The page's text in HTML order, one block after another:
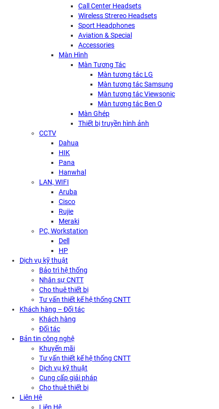
Call Center Headsets
Wireless Strereo Headsets
Sport Headphones
Aviation & Special
Accessories
Màn Hình
Màn Tương Tác
Màn tương tác LG
Màn tương tác Samsung
Màn tương tác Viewsonic
Màn tương tác Ben Q
Màn Ghép
Thiết bị truyền hình ảnh
CCTV
Dahua
HIK
Pana
Hanwhal
LAN, WIFI
Aruba
Cisco
Rujie
Meraki
PC, Workstation
Dell
HP
Dịch vụ kỹ thuật
Bảo trì hệ thống
Nhân sự CNTT
Cho thuê thiết bị
Tư vấn thiết kế hệ thống CNTT
Khách hàng – Đối tác
Khách hàng
Đối tác
Bản tin công nghệ
Khuyến mãi
Tư vấn thiết kế hệ thống CNTT
Dịch vụ kỹ thuật
Cung cấp giải pháp
Cho thuê thiết bị
Liên Hệ
Liên Hệ